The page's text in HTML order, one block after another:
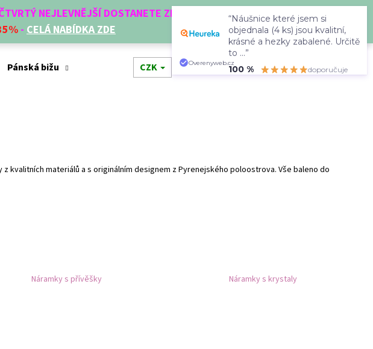
NEJLEVNĚJŠÍ DOSTANETE ZDARMA!
- CELÁ NABÍDKA ZDE
Pánská bižu Módní doplňky Novinky Doplňkový prodej
CZK Hledat PřihlášeníNákupní
kvalitních materiálů a s originálním designem z Pyrenejského poloostrova. Vše baleno do
Náramky s přívěšky Náramky s krystaly
NÁUŠNICE - DUHA - NÁUŠNICE S KRYSTALY
“Náušnice které jsem si
objednala (4 ks) jsou kvalitní,
krásné a hezky zabalené. Určitě
to ...”
100 %
doporučuje
Overenyweb.cz